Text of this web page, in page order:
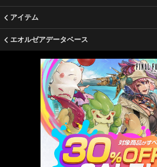
アイテム
エオルゼアデータベース